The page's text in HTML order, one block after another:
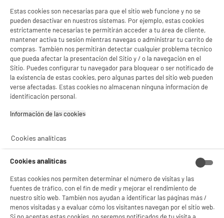
★★★★★
★★★★★
5/5(1)
compare_product
Número de personas : 3
Potencia (W) : 2600 W
Placas extraíbles : Sí
59€96
★★★★★
★★★★★
4.6/5(113)
Número de personas : 3
39 96
y sus socios utilizan cookies que procesan tus datos personales para:
- compartir contenido adaptado a tus preferencias
- ofrecer publicidad y comunicaciones personalizadas
- facilitar el intercambio de contenido en las redes sociales
- analizar el tráfico en nuestro sitio web Consulta la política de cookies.
Consulta la política de cookies. .
Si aceptas, la experiencia será aún mejor. Si no acepta, se utilizarán cookies
estadísticas anónimas basadas en tu navegación. Puedes oponerte a su uso
gestionando sus cookies.
¡Buena visita!
Estas cookies son necesarias para que el sitio web funcione y no se
pueden desactivar en nuestros sistemas. Por ejemplo, estas cookies
estrictamente necesarias te permitirán acceder a tu área de cliente,
mantener activa tu sesión mientras navegas o administrar tu carrito de
compras. También nos permitirán detectar cualquier problema técnico
que pueda afectar la presentación del Sitio y / o la navegación en el
Sitio. Puedes configurar tu navegador para bloquear o ser notificado de
la existencia de estas cookies, pero algunas partes del sitio web pueden
verse afectadas. Estas cookies no almacenan ninguna información de
identificación personal.
Información de las cookies‎
Cookies analíticas
Cookies analíticas
Estas cookies nos permiten determinar el número de visitas y las
fuentes de tráfico, con el fin de medir y mejorar el rendimiento de
nuestro sitio web. También nos ayudan a identificar las páginas más /
menos visitadas y a evaluar cómo los visitantes navegan por el sitio web.
Si no aceptas estas cookies, no seremos notificados de tu visita a